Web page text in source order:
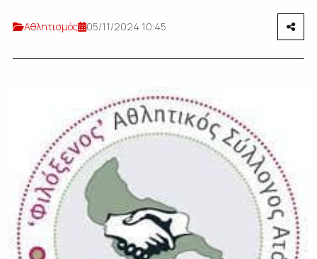
Αθλητισμός 05/11/2024 10:45